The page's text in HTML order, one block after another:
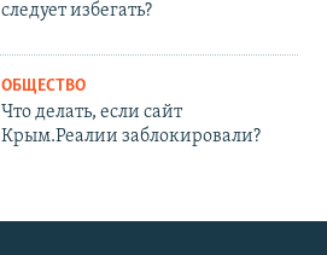
следует избегать?
ОБЩЕСТВО
Что делать, если сайт
Крым.Реалии заблокировали?